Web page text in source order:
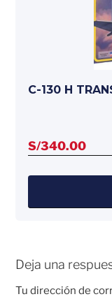
C-130 H
S/340.00
Deja una
Tu dirección de